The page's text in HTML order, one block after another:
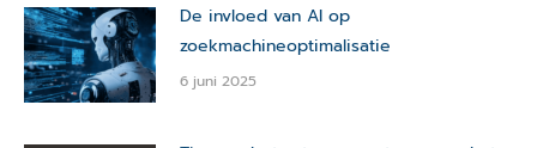
De invloed van AI op
zoekmachineoptimalisatie
6 juni 2025